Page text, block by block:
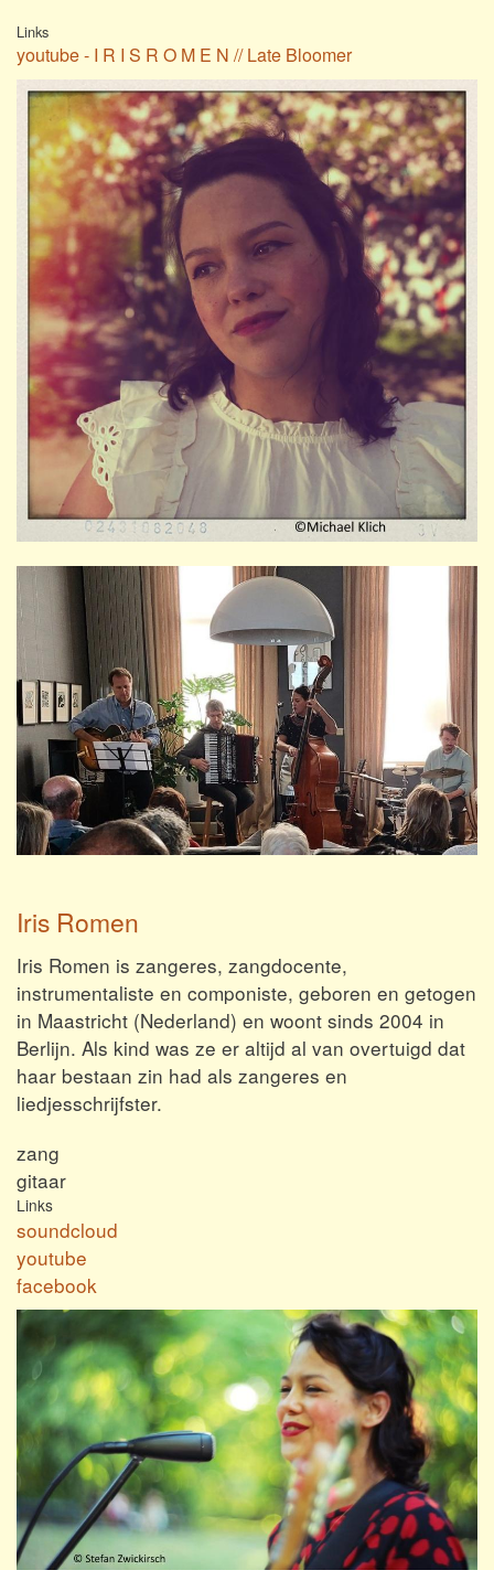
Links
youtube - I R I S R O M E N // Late Bloomer
Iris Romen
Iris Romen is zangeres, zangdocente,
instrumentaliste en componiste, geboren en getogen
in Maastricht (Nederland) en woont sinds 2004 in
Berlijn. Als kind was ze er altijd al van overtuigd dat
haar bestaan zin had als zangeres en
liedjesschrijfster.
zang
gitaar
Links
soundcloud
youtube
facebook